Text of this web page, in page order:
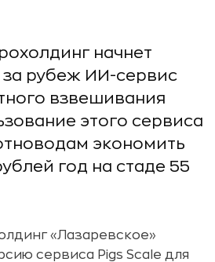
начнет
рубеж ИИ-сервис
взвешивания
этого сервиса
экономить
год на стаде 55
«Лазаревское»
сервиса Pigs Scale для